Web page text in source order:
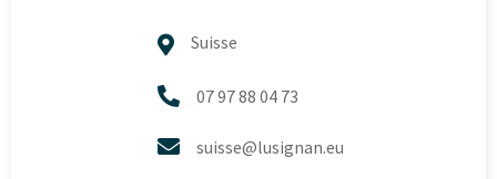
 Suisse
 07 97 88 04 73
 suisse@lusignan.eu